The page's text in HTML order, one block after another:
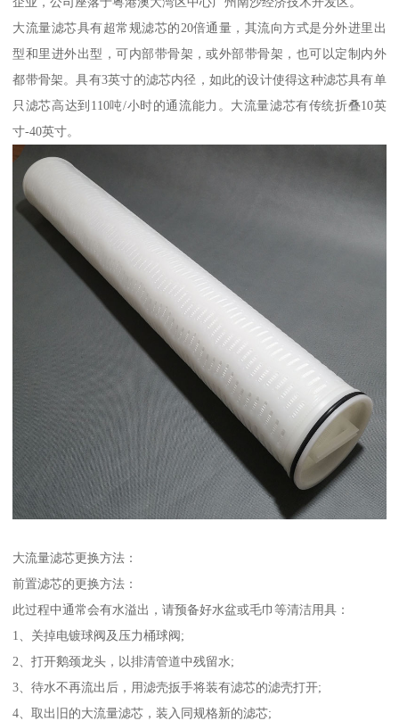
大流量滤芯具有超常规滤芯的20倍通量，其流向方式是分外进里出
型和里进外出型，可内部带骨架，或外部带骨架，也可以定制内外
都带骨架。具有3英寸的滤芯内径，如此的设计使得这种滤芯具有单
只滤芯高达到110吨/小时的通流能力。大流量滤芯有传统折叠10英
寸-40英寸。
大流量滤芯更换方法：
前置滤芯的更换方法：
此过程中通常会有水溢出，请预备好水盆或毛巾等清洁用具：
1、关掉电镀球阀及压力桶球阀;
2、打开鹅颈龙头，以排清管道中残留水;
3、待水不再流出后，用滤壳扳手将装有滤芯的滤壳打开;
4、取出旧的大流量滤芯，装入同规格新的滤芯;